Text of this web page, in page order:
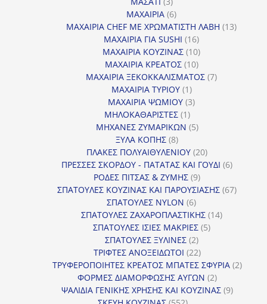
προϊόντα
ΜΑΧΑΙΡΙΑ 66
προϊόντα
ΜΑΧΑΙΡΙΑ CHEF ΜΕ ΧΡΩΜΑΤΙΣΤΗ ΛΑΒΗ 1313
ΜΑΧΑΙΡΙΑ ΓΙΑ SUSHI 1616
προϊόντα
ΜΑΧΑΙΡΙΑ ΚΟΥΖΙΝΑΣ 1010
προϊόντα
ΜΑΧΑΙΡΙΑ ΚΡΕΑΤΟΣ 1010
προϊόντα
ΜΑΧΑΙΡΙΑ ΞΕΚΟΚΚΑΛΙΣΜΑΤΟΣ 77
ΜΑΧΑΙΡΙΑ ΤΥΡΙΟΥ 11
προϊόν
ΜΑΧΑΙΡΙΑ ΨΩΜΙΟΥ 33
ΜΗΛΟΚΑΘΑΡΙΣΤΕΣ 11
προϊόν
ΜΗΧΑΝΕΣ ΖΥΜΑΡΙΚΩΝ 55
ΞΥΛΑ ΚΟΠΗΣ 88
προϊόντα
ΠΛΑΚΕΣ ΠΟΛΥΑΙΘΥΛΕΝΙΟΥ 2020
προϊόντα
ΠΡΕΣΣΕΣ ΣΚΟΡΔΟΥ - ΠΑΤΑΤΑΣ ΚΑΙ ΓΟΥΔΙ 66
ΡΟΔΕΣ ΠΙΤΣΑΣ & ΖΥΜΗΣ 99
προϊόντα
ΣΠΑΤΟΥΛΕΣ ΚΟΥΖΙΝΑΣ ΚΑΙ ΠΑΡΟΥΣΙΑΣΗΣ 6767
ΣΠΑΤΟΥΛΕΣ NYLON 66
προϊόντα
ΣΠΑΤΟΥΛΕΣ ΖΑΧΑΡΟΠΛΑΣΤΙΚΗΣ 1414
ΣΠΑΤΟΥΛΕΣ ΙΣΙΕΣ ΜΑΚΡΙΕΣ 55
ΣΠΑΤΟΥΛΕΣ ΞΥΛΙΝΕΣ 22
προϊόντα
ΤΡΙΦΤΕΣ ΑΝΟΞΕΙΔΩΤΟΙ 2222
προϊόντα
ΤΡΥΦΕΡΟΠΟΙΗΤΕΣ ΚΡΕΑΤΟΣ ΜΠΑΤΕΣ ΣΦΥΡΙΑ 22
ΦΟΡΜΕΣ ΔΙΑΜΟΡΦΩΣΗΣ ΑΥΓΩΝ 22
προϊόντα
ΨΑΛΙΔΙΑ ΓΕΝΙΚΗΣ ΧΡΗΣΗΣ ΚΑΙ ΚΟΥΖΙΝΑΣ 99
552